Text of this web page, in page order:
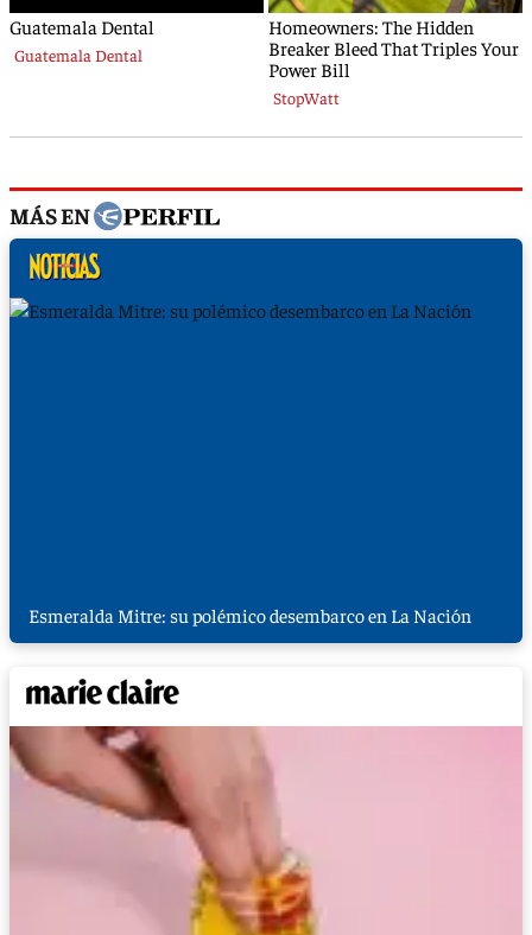
MÁS EN
Esmeralda Mitre: su polémico desembarco en La Nación